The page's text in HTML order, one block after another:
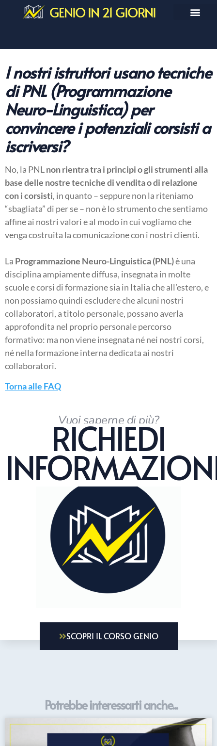
GENIO IN 21 GIORNI
I nostri istruttori usano tecniche
di PNL (Programmazione
Neuro-Linguistica) per
convincere i potenziali corsisti a
iscriversi?
No, la PNLnon rientra tra i principi o gli strumenti alla
base delle nostre tecniche di vendita o di relazione
con i corsisti, in quanto – seppure non la riteniamo
“sbagliata” di per se – non è lo strumento che sentiamo
affine ai nostri valori e al modo in cui vogliamo che
venga costruita la comunicazione con i nostri clienti.
La Programmazione Neuro-Linguistica (PNL)è una
disciplina ampiamente diffusa, insegnata in molte
scuole e corsi di formazione sia in Italia che all’estero, e
non possiamo quindi escludere che alcuni nostri
collaboratori, a titolo personale, possano averla
approfondita nel proprio personale percorso
formativo: ma non viene insegnata né nei nostri corsi,
né nella formazione interna dedicata ai nostri
collaboratori.
Torna alle FAQ
Vuoi saperne di più?
RICHIEDI
SCOPRI IL CORSO GENIO
Potrebbe interessarti anche...